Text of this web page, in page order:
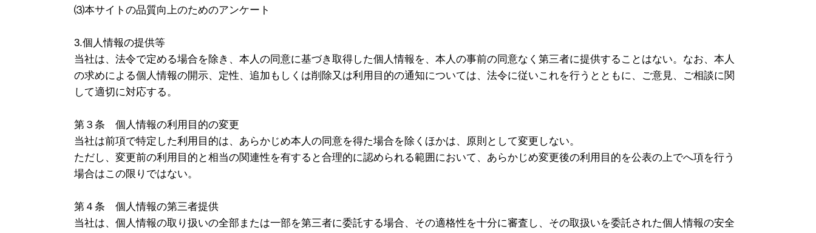
⑶本サイトの品質向上のためのアンケート
3.個人情報の提供等
当社は、法令で定める場合を除き、本人の同意に基づき取得した個人情報を、本人の事前の同意なく第三者に提供することはない。なお、本人
の求めによる個人情報の開示、定性、追加もしくは削除又は利用目的の通知については、法令に従いこれを行うとともに、ご意見、ご相談に関
して適切に対応する。
第３条 個人情報の利用目的の変更
当社は前項で特定した利用目的は、あらかじめ本人の同意を得た場合を除くほかは、原則として変更しない。
ただし、変更前の利用目的と相当の関連性を有すると合理的に認められる範囲において、あらかじめ変更後の利用目的を公表の上でへ項を行う
場合はこの限りではない。
第４条 個人情報の第三者提供
当社は、個人情報の取り扱いの全部または一部を第三者に委託する場合、その適格性を十分に審査し、その取扱いを委託された個人情報の安全